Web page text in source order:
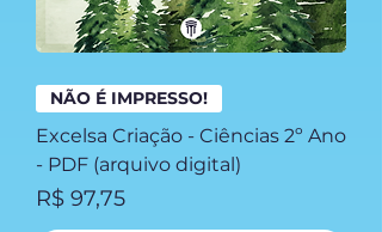
NÃO É IMPRESSO!
Excelsa Criação - Ciências 2º Ano
- PDF (arquivo digital)
Preço
R$ 97,75